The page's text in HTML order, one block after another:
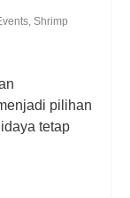
,Shrimp
pilihan
tetap